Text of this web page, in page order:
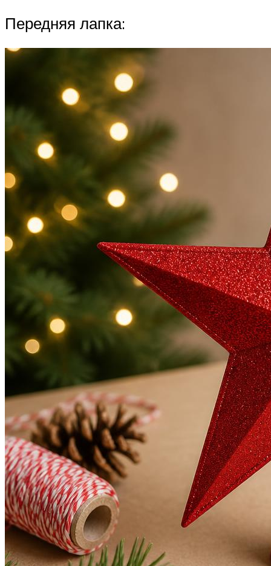
Передняя лапка: